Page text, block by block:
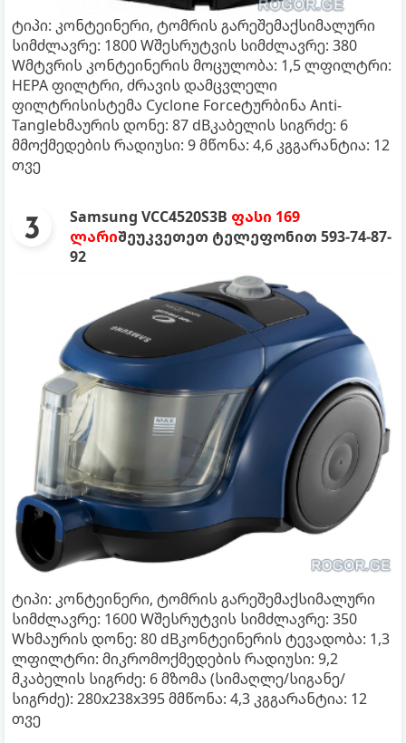
ტიპი: კონტეინერი, ტომრის გარეშემაქსიმალური
სიმძლავრე: 1800 Wშესრუტვის სიმძლავრე: 380
Wმტვრის კონტეინერის მოცულობა: 1,5 ლფილტრი:
HEPA ფილტრი, ძრავის დამცვლელი
ფილტრისისტემა Cyclone Forceტურბინა Anti-
Tangleხმაურის დონე: 87 dBკაბელის სიგრძე: 6
მმოქმედების რადიუსი: 9 მწონა: 4,6 კგგარანტია: 12
თვე
Samsung VCC4520S3B ფასი 169
ლარიშეუკვეთეთ ტელეფონით ‎593-74-87-
92
ტიპი: კონტეინერი, ტომრის გარეშემაქსიმალური
სიმძლავრე: 1600 Wშესრუტვის სიმძლავრე: 350
Wხმაურის დონე: 80 dBკონტეინერის ტევადობა: 1,3
ლფილტრი: მიკრომოქმედების რადიუსი: 9,2
მკაბელის სიგრძე: 6 მზომა (სიმაღლე/სიგანე/
სიგრძე): 280x238x395 მმწონა: 4,3 კგგარანტია: 12
თვე